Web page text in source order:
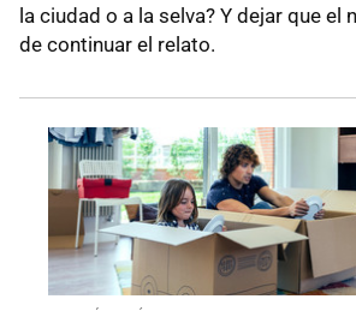
la ciudad o a la selva? Y dejar que el
de continuar el relato.